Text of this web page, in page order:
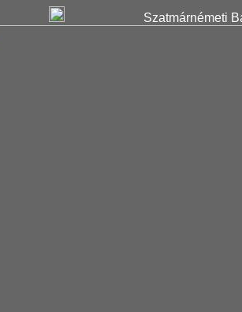
Szatmárnémeti